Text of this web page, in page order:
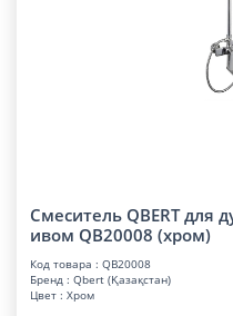
Смеситель QBERT для
ивом QB20008 (хром)
Код товара : QB20008
Бренд : Qbert (Қазақстан)
Цвет : Хром